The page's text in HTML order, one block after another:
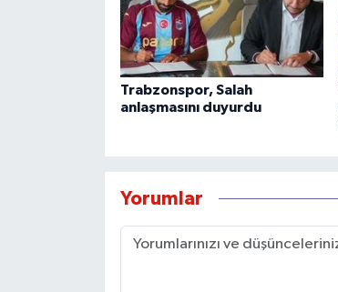
Trabzonspor, Salah
anlaşmasını duyurdu
Yorumlar